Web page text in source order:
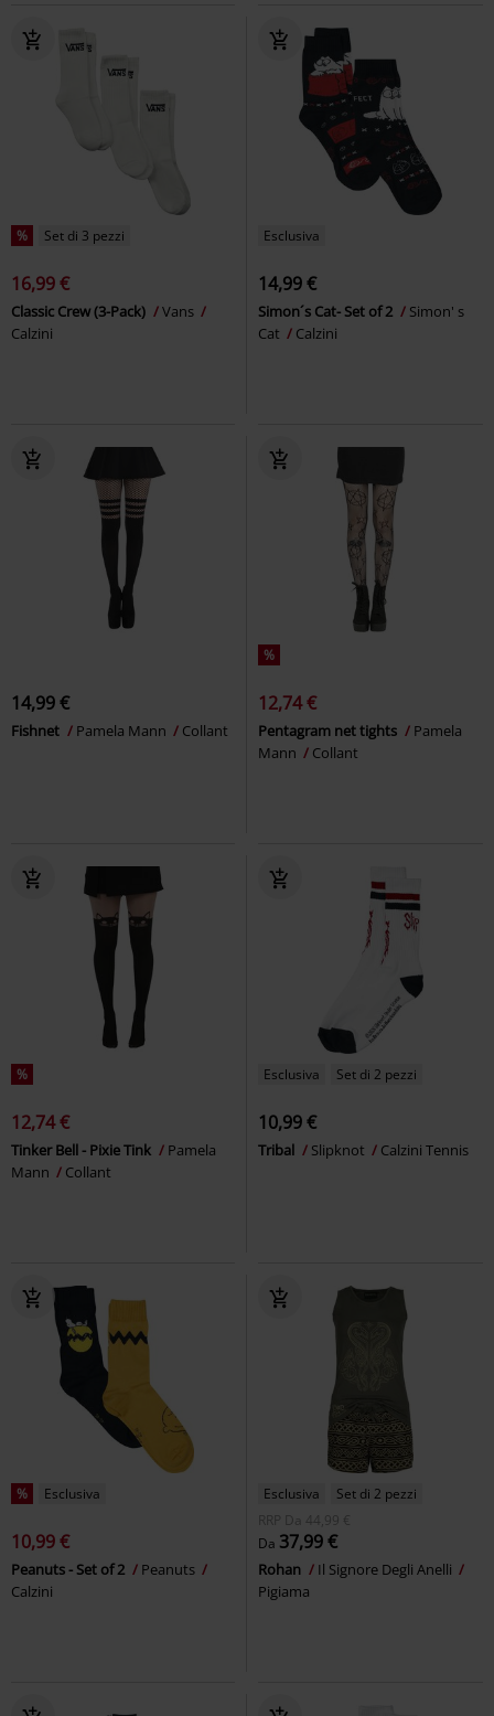
% Set di 3 pezzi
16,99 €
Classic Crew (3-Pack)
Vans
Calzini
Esclusiva
14,99 €
Simon´s Cat- Set of 2
Simon' s
Cat
Calzini
14,99 €
Fishnet Pamela Mann Collant
%
12,74 €
Pentagram net tights
Pamela
Mann
Collant
%
12,74 €
Tinker Bell - Pixie Tink
Pamela
Mann
Collant
Esclusiva Set di 2 pezzi
10,99 €
Tribal Slipknot Calzini Tennis
% Esclusiva
10,99 €
Peanuts - Set of 2
Peanuts
Calzini
Esclusiva
Set di 2 pezzi
RRP
Da
44,99 €
Da 37,99 €
Rohan
Il Signore Degli Anelli
Pigiama